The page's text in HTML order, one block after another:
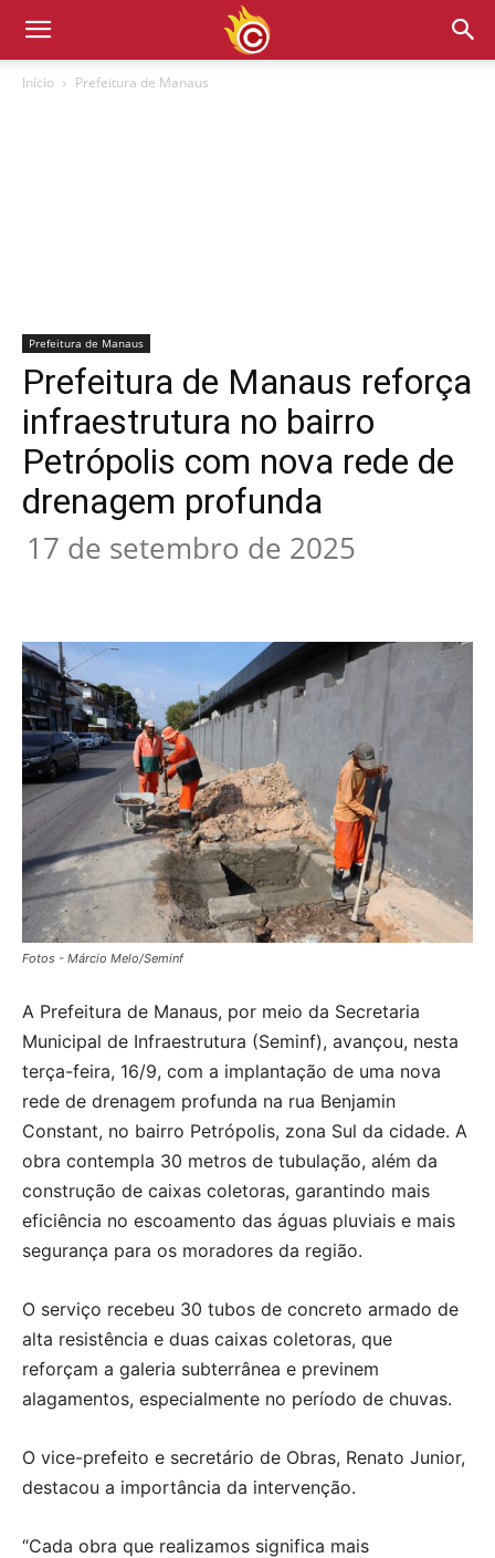
Início Prefeitura de Manaus
Prefeitura de Manaus
Prefeitura de Manaus reforça
infraestrutura no bairro
Petrópolis com nova rede de
drenagem profunda
17 de setembro de 2025
Fotos - Márcio Melo/Seminf
A Prefeitura de Manaus, por meio da Secretaria
Municipal de Infraestrutura (Seminf), avançou, nesta
terça-feira, 16/9, com a implantação de uma nova
rede de drenagem profunda na rua Benjamin
Constant, no bairro Petrópolis, zona Sul da cidade. A
obra contempla 30 metros de tubulação, além da
construção de caixas coletoras, garantindo mais
eficiência no escoamento das águas pluviais e mais
segurança para os moradores da região.
O serviço recebeu 30 tubos de concreto armado de
alta resistência e duas caixas coletoras, que
reforçam a galeria subterrânea e previnem
alagamentos, especialmente no período de chuvas.
O vice-prefeito e secretário de Obras, Renato Junior,
destacou a importância da intervenção.
“Cada obra que realizamos significa mais